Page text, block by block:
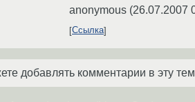
anonymous (26.07.2007
Ссылка
добавлять комментарии в эту